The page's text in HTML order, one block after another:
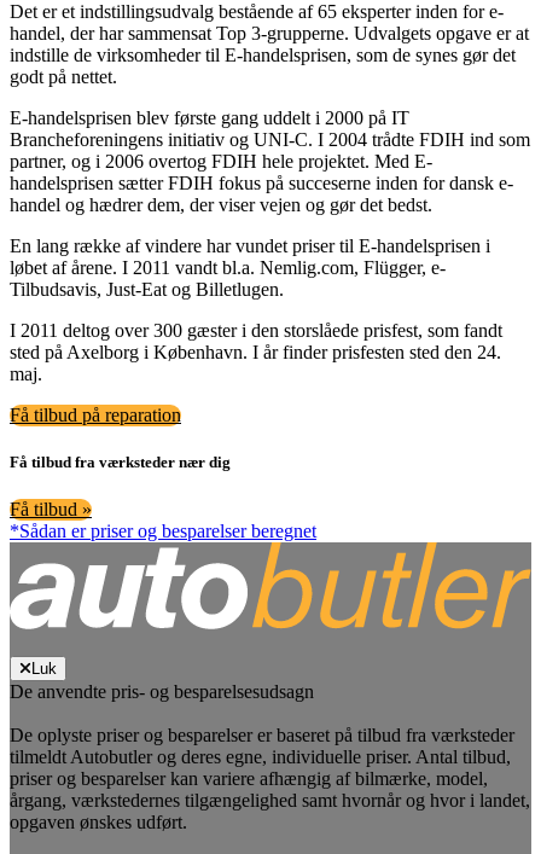
Det er et indstillingsudvalg bestående af 65 eksperter inden for e-
handel, der har sammensat Top 3-grupperne. Udvalgets opgave er at
indstille de virksomheder til E-handelsprisen, som de synes gør det
godt på nettet.
E-handelsprisen blev første gang uddelt i 2000 på IT
Brancheforeningens initiativ og UNI-C. I 2004 trådte FDIH ind som
partner, og i 2006 overtog FDIH hele projektet. Med E-
handelsprisen sætter FDIH fokus på succeserne inden for dansk e-
handel og hædrer dem, der viser vejen og gør det bedst.
En lang række af vindere har vundet priser til E-handelsprisen i
løbet af årene. I 2011 vandt bl.a. Nemlig.com, Flügger, e-
Tilbudsavis, Just-Eat og Billetlugen.
I 2011 deltog over 300 gæster i den storslåede prisfest, som fandt
sted på Axelborg i København. I år finder prisfesten sted den 24.
maj.
Få tilbud på reparation
Få tilbud fra værksteder nær dig
Få tilbud »
*Sådan er priser og besparelser beregnet
Luk
De anvendte pris- og besparelsesudsagn
De oplyste priser og besparelser er baseret på tilbud fra værksteder
tilmeldt Autobutler og deres egne, individuelle priser. Antal tilbud,
priser og besparelser kan variere afhængig af bilmærke, model,
årgang, værkstedernes tilgængelighed samt hvornår og hvor i landet,
opgaven ønskes udført.